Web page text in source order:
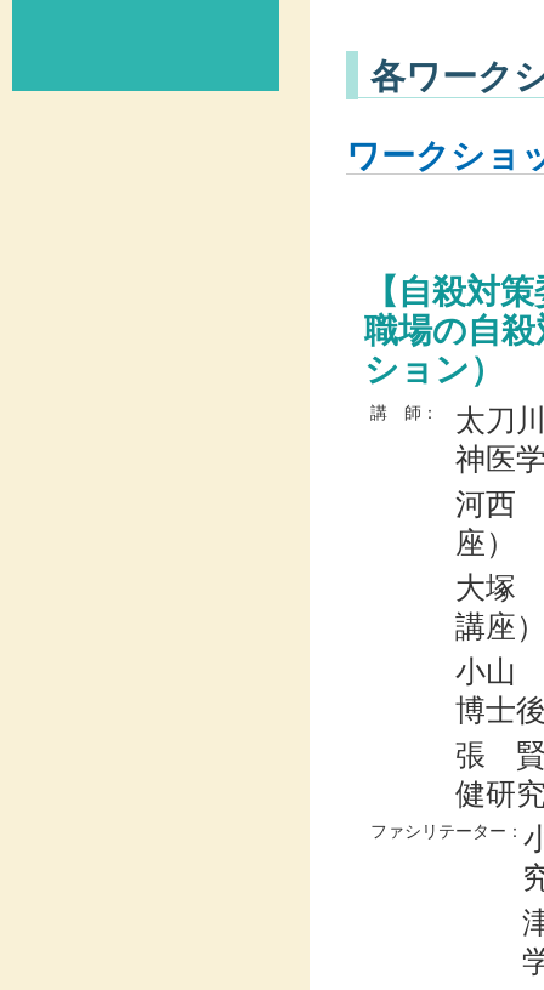
各ワーク
ワークショ
【自殺対
職場の自
ション）
講 師：
太刀
神医
河西
座）
大塚
講座
小山
博士
張 賢
健研
ファシリテーター：